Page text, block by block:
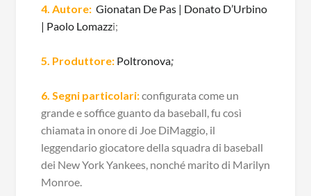
4. Autore: Gionatan De Pas | Donato D’Urbino
| Paolo Lomazzi;
5. Produttore: Poltronova;
6. Segni particolari:configurata come un
grande e soffice guanto da baseball, fu così
chiamata in onore di Joe DiMaggio, il
leggendario giocatore della squadra di baseball
dei New York Yankees, nonché marito di Marilyn
Monroe.